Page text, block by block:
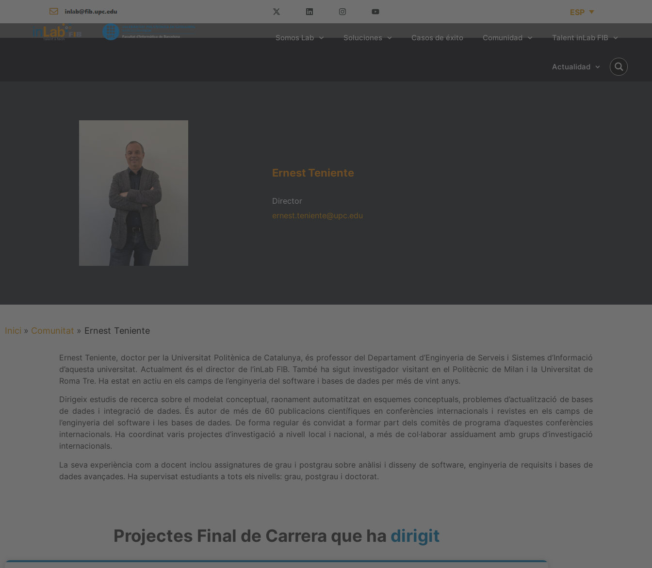
ESP
Somos Lab Soluciones Casos de éxito Comunidad Talent inLab FIB
Actualidad
Ernest Teniente
Director
ernest.teniente@upc.edu
Inici » Comunitat » Ernest Teniente
Ernest Teniente, doctor per la Universitat Politènica de Catalunya, és professor del Departament d’Enginyeria de Serveis i Sistemes d’Informació
d’aquesta universitat. Actualment és el director de l’inLab FIB. També ha sigut investigador visitant en el Politècnic de Milan i la Universitat de
Roma Tre. Ha estat en actiu en els camps de l’enginyeria del software i bases de dades per més de vint anys.
Dirigeix estudis de recerca sobre el modelat conceptual, raonament automatitzat en esquemes conceptuals, problemes d’actualització de bases
de dades i integració de dades. És autor de més de 60 publicacions científiques en conferències internacionals i revistes en els camps de
l’enginyeria del software i les bases de dades. De forma regular és convidat a formar part dels comitès de programa d’aquestes conferències
internacionals. Ha coordinat varis projectes d’investigació a nivell local i nacional, a més de col·laborar assíduament amb grups d’investigació
internacionals.
La seva experiència com a docent inclou assignatures de grau i postgrau sobre anàlisi i disseny de software, enginyeria de requisits i bases de
dades avançades. Ha supervisat estudiants a tots els nivells: grau, postgrau i doctorat.
Projectes Final de Carrera que ha dirigit